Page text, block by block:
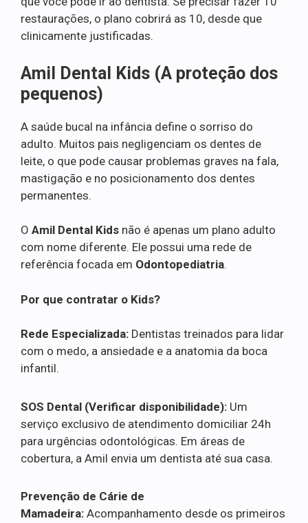
restaurações, o plano cobrirá as 10, desde que
clinicamente justificadas.
Amil Dental Kids (A proteção dos
pequenos)
A saúde bucal na infância define o sorriso do
adulto. Muitos pais negligenciam os dentes de
leite, o que pode causar problemas graves na fala,
mastigação e no posicionamento dos dentes
permanentes.
O Amil Dental Kids não é apenas um plano adulto
com nome diferente. Ele possui uma rede de
referência focada em Odontopediatria.
Por que contratar o Kids?
Rede Especializada: Dentistas treinados para lidar
com o medo, a ansiedade e a anatomia da boca
infantil.
SOS Dental (Verificar disponibilidade): Um
serviço exclusivo de atendimento domiciliar 24h
para urgências odontológicas. Em áreas de
cobertura, a Amil envia um dentista até sua casa.
Prevenção de Cárie de
Mamadeira: Acompanhamento desde os primeiros